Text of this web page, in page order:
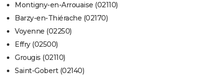
Montigny-en-Arrouaise (02110)
Barzy-en-Thiérache (02170)
Voyenne (02250)
Effry (02500)
Grougis (02110)
Saint-Gobert (02140)